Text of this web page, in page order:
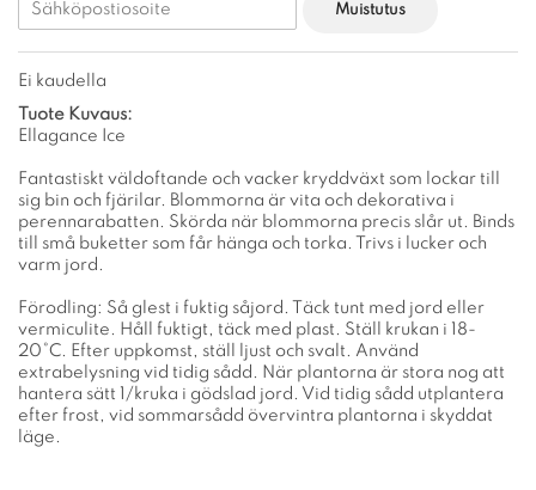
Muistutus
Ei kaudella
Tuote Kuvaus:
Ellagance Ice
Fantastiskt väldoftande och vacker kryddväxt som lockar till
sig bin och fjärilar. Blommorna är vita och dekorativa i
perennarabatten. Skörda när blommorna precis slår ut. Binds
till små buketter som får hänga och torka. Trivs i lucker och
varm jord.
Förodling: Så glest i fuktig såjord. Täck tunt med jord eller
vermiculite. Håll fuktigt, täck med plast. Ställ krukan i 18-
20°C. Efter uppkomst, ställ ljust och svalt. Använd
extrabelysning vid tidig sådd. När plantorna är stora nog att
hantera sätt 1/kruka i gödslad jord. Vid tidig sådd utplantera
efter frost, vid sommarsådd övervintra plantorna i skyddat
läge.